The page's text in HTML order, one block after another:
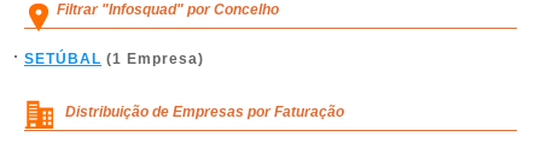
Filtrar "Infosquad" por Concelho
SETÚBAL (1 Empresa)
Distribuição de Empresas por Faturação